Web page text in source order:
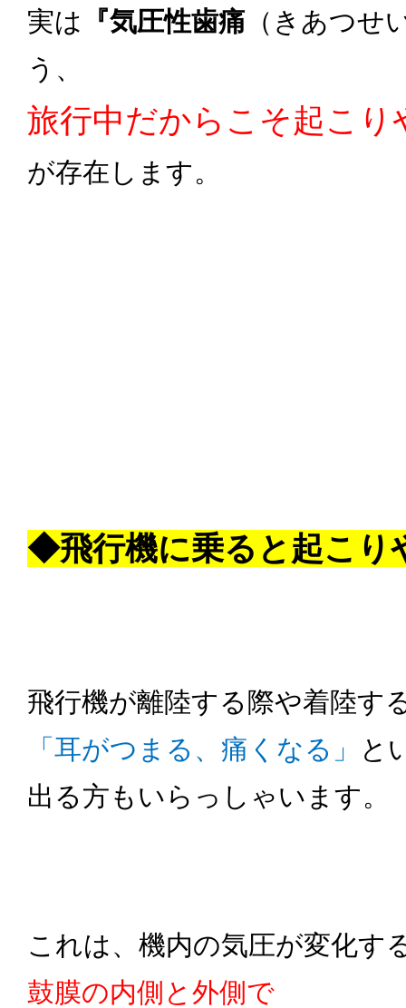
実は 『気圧性歯痛 （きあつせ
う、
旅行中だからこそ起こり
が存在します。
◆飛行機に乗ると起こり
飛行機が離陸する際や着陸す
「耳がつまる、痛くなる」
と
出る方もいらっしゃいます。
これは、機内の気圧が変化す
鼓膜の内側と外側で